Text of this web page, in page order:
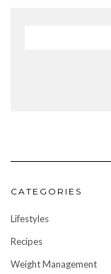
CATEGORIES
Lifestyles
Recipes
Weight Management